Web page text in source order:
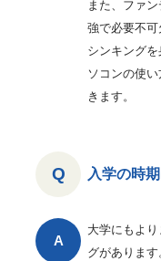
また、ファ
強で必要不
シンキング
ソコンの使
きます。
入学の時
大学にもよ
グがありま